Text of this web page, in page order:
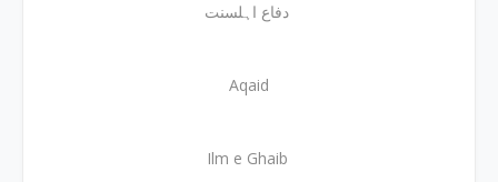
Aqaid
Ilm e Ghaib